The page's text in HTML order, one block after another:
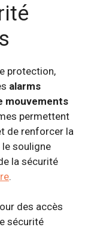
protection,
alarms
mouvements
permettent
de renforcer la
souligne
la sécurité
.
des accès
sécurité